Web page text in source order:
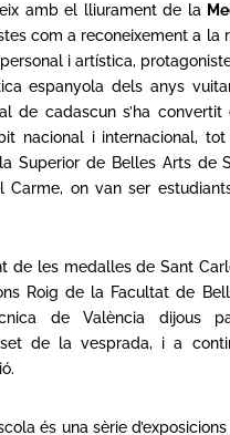
amb el lliurament de la
com a reconeixement a la
i artística,
espanyola dels anys
de cadascun s’ha
nacional i internacional,
Superior de Belles Arts de
Carme, on van ser
de les medalles de Sant
Roig de la Facultat de
de València dijous
de la vesprada, i a
és una sèrie